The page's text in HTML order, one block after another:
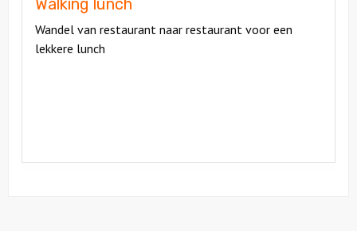
Wandel van restaurant naar restaurant voor een
lekkere lunch